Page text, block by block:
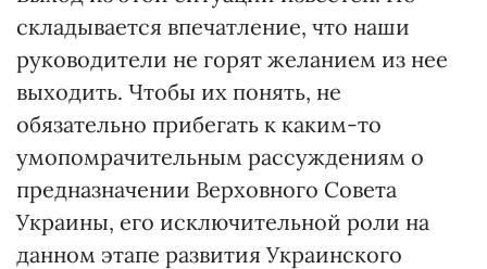
складывается впечатление, что наши
руководители не горят желанием из нее
выходить. Чтобы их понять, не
обязательно прибегать к каким-то
умопомрачительным рассуждениям о
предназначении Верховного Совета
Украины, его исключительной роли на
данном этапе развития Украинского